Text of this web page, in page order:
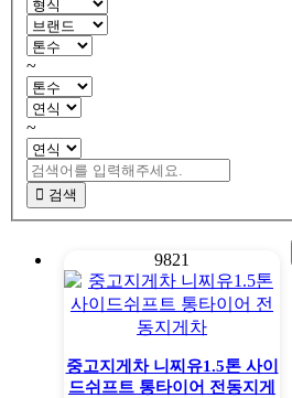
~
~
검색
9821
중고지게차 니찌유1.5톤 사이
드쉬프트 통타이어 전동지게